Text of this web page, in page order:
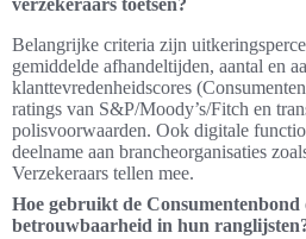
verzekeraars toetsen?
Belangrijke criteria zijn
gemiddelde afhandeltijden, aantal en
klanttevredenheidscores
ratings van S&P/Moody’s/Fitch en
polisvoorwaarden. Ook digitale
deelname aan brancheorganisaties
Verzekeraars tellen mee.
Hoe gebruikt de Consumentenbond
betrouwbaarheid in hun